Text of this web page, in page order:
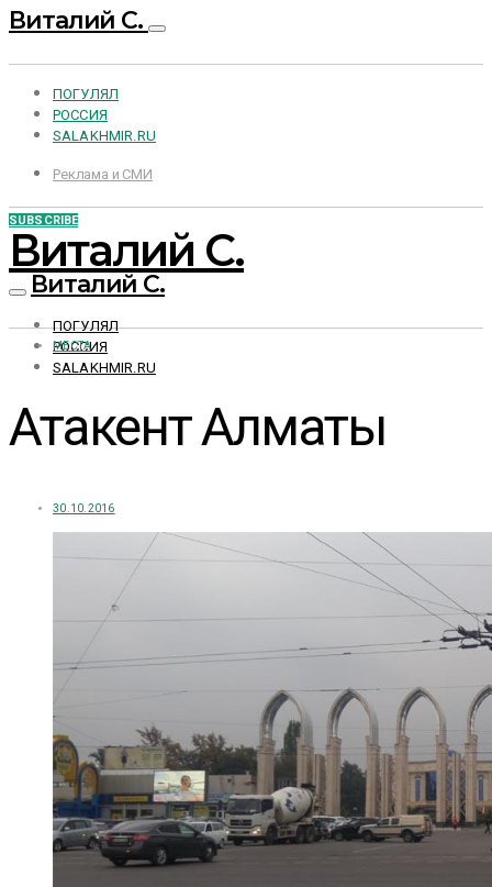
Виталий С.
ПОГУЛЯЛ
РОССИЯ
SALAKHMIR.RU
Реклама и СМИ
SUBSCRIBE
Виталий С.
Виталий С.
ПОГУЛЯЛ
РОССИЯ
SALAKHMIR.RU
МЕСТА
Атакент Алматы
30.10.2016